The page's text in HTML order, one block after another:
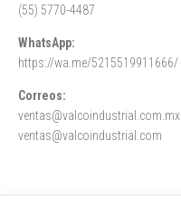
(55) 5770-4487
WhatsApp:
https://wa.me/5215519911666/
Correos:
ventas@valcoindustrial.com.mx
ventas@valcoindustrial.com